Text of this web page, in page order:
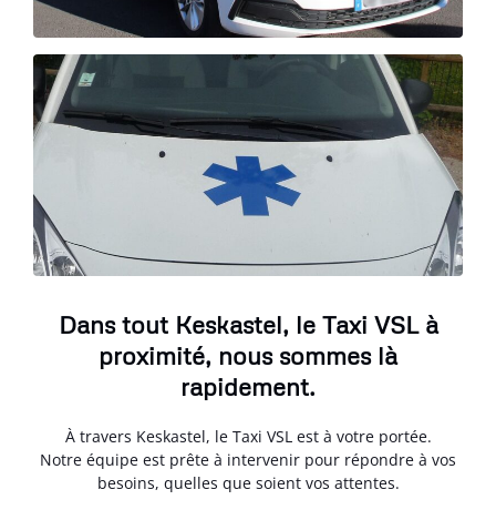
Dans tout Keskastel, le Taxi VSL à
proximité, nous sommes là
rapidement.
À travers Keskastel, le Taxi VSL est à votre portée.
Notre équipe est prête à intervenir pour répondre à vos
besoins, quelles que soient vos attentes.